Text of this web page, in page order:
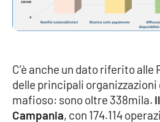
Ilreggino.it
Ilvibonese.it
Catanzarochannel.it
C’è anche un dato riferito alle
delle principali
mafioso: sono oltre 338mila.
Campania, con 174.114